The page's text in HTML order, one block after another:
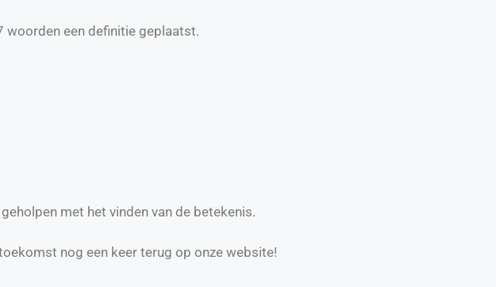
woorden een definitie geplaatst.
met het vinden van de betekenis.
nog een keer terug op onze website!